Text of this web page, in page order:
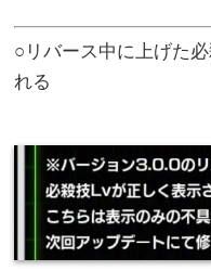
○リバース中に上げた
れる